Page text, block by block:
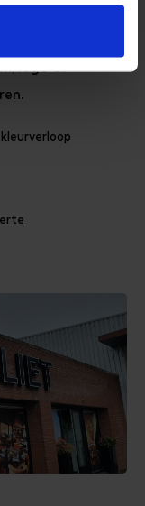
elegante en
logo of